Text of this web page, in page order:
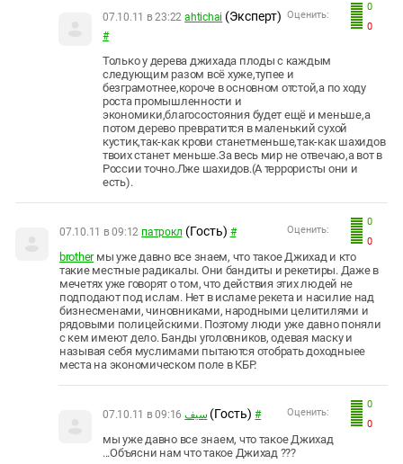
0
0
Оценить:
07.10.11 в 23:22 ahtichai (Эксперт)
#
Только у дерева джихада плоды с каждым
следующим разом всё хуже,тупее и
безграмотнее,короче в основном отстой,а по ходу
роста промышленности и
экономики,благосостояния будет ещё и меньше,а
потом дерево превратится в маленький сухой
кустик,так-как крови станетменьше,так-как шахидов
твоих станет меньше.За весь мир не отвечаю,а вот в
России точно.Лже шахидов.(А террористы они и
есть).
0
0
Оценить:
07.10.11 в 09:12 патрокл (Гость) #
brotherмы уже давно все знаем, что такое Джихад и кто
такие местные радикалы. Они бандиты и рекетиры. Даже в
мечетях уже говорят о том, что действия этих людей не
подподают под ислам. Нет в исламе рекета и насилие над
бизнесменами, чиновниками, народными целитилями и
рядовыми полицейскими. Поэтому люди уже давно поняли
с кем имеют дело. Банды уголовников, одевая маску и
называя себя муслимами пытаются отобрать доходныее
места на экономическом поле в КБР.
0
0
Оценить:
07.10.11 в 09:16 سيف (Гость) #
мы уже давно все знаем, что такое Джихад
...Объясни нам что такое Джихад ???